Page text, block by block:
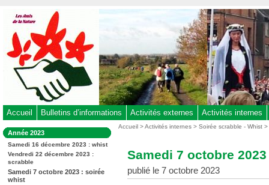
au
contenu
-
Aller
au
menu
-
à
la
recherche
Accueil Bulletins d’informations Activités externes Activités internes
Dans
la
rubrique
:
Année 2023
Samedi 16 décembre 2023 : whist
Vendredi 22 décembre 2023 :
scrabble
Samedi 7 octobre 2023 : soirée
whist
Vous
Accueil >Activités internes >Soirée scrabble - Whist >
Samedi 7 octobre
publié le 7 octobre 2023